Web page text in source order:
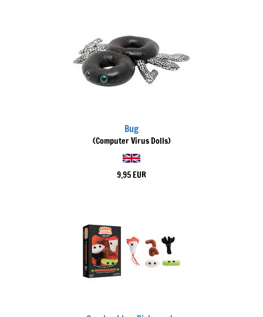
Bug
(Computer Virus Dolls)
9,95 EUR